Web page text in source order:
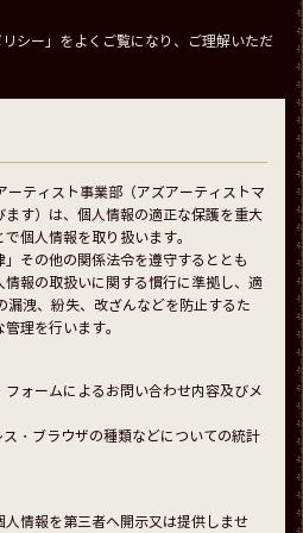
シー」をよくご覧になり、ご理解いただ
ーティスト事業部（アズアーティストマ
す）は、個人情報の適正な保護を重大
個人情報を取り扱います。
」その他の関係法令を遵守するととも
報の取扱いに関する慣行に準拠し、適
漏洩、紛失、改ざんなどを防止するた
理を行います。
ォームによるお問い合わせ内容及びメ
・ブラウザの種類などについての統計
情報を第三者へ開示又は提供しませ